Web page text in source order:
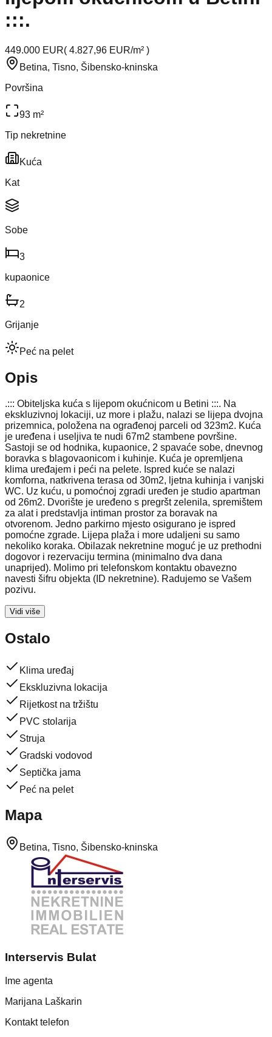
:::.
449.000 EUR( 4.827,96 EUR/m² )
Betina, Tisno, Šibensko-kninska
Površina
93 m²
Tip nekretnine
Kuća
Kat
Sobe
3
kupaonice
2
Grijanje
Peć na pelet
Opis
.::: Obiteljska kuća s lijepom okućnicom u Betini :::. Na
ekskluzivnoj lokaciji, uz more i plažu, nalazi se lijepa dvojna
prizemnica, položena na ograđenoj parceli od 323m2. Kuća
je uređena i useljiva te nudi 67m2 stambene površine.
Sastoji se od hodnika, kupaonice, 2 spavaće sobe, dnevnog
boravka s blagovaonicom i kuhinje. Kuća je opremljena
klima uređajem i peći na pelete. Ispred kuće se nalazi
komforna, natkrivena terasa od 30m2, ljetna kuhinja i vanjski
WC. Uz kuću, u pomoćnoj zgradi uređen je studio apartman
od 26m2. Dvorište je uređeno s pregršt zelenila, spremištem
za alat i predstavlja intiman prostor za boravak na
otvorenom. Jedno parkirno mjesto osigurano je ispred
pomoćne zgrade. Lijepa plaža i more udaljeni su samo
nekoliko koraka. Obilazak nekretnine moguć je uz prethodni
dogovor i rezervaciju termina (minimalno dva dana
unaprijed). Molimo pri telefonskom kontaktu obavezno
navesti šifru objekta (ID nekretnine). Radujemo se Vašem
pozivu.
Vidi više
Ostalo
Klima uređaj
Ekskluzivna lokacija
Rijetkost na tržištu
PVC stolarija
Struja
Gradski vodovod
Septička jama
Peć na pelet
Mapa
Betina, Tisno, Šibensko-kninska
Interservis Bulat
Ime agenta
Marijana Laškarin
Kontakt telefon